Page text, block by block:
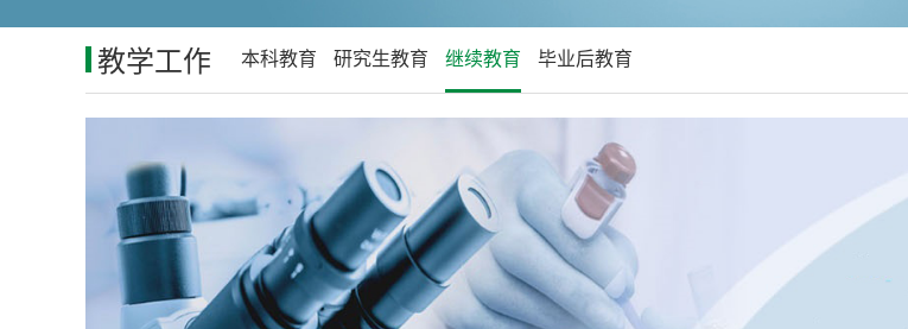
教学工作 本科教育 研究生教育 继续教育 毕业后教育